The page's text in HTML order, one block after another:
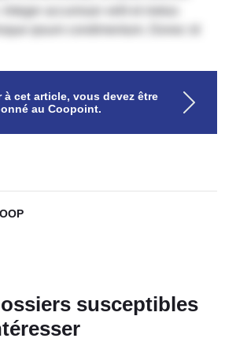
accumsan velit et metus
ipsum condimentum. Donec id
à cet article, vous devez être
au Coopoint.
susceptibles